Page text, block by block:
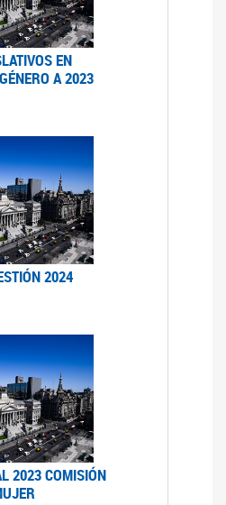
EN
A 2023
2024
2023 COMISIÓN